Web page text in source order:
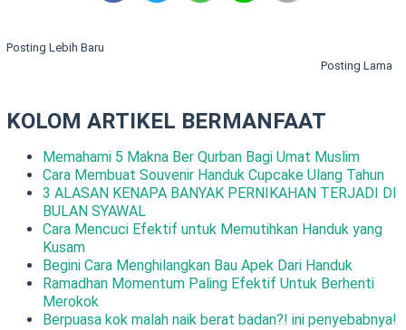
Posting Lebih Baru
Posting Lama
KOLOM ARTIKEL BERMANFAAT
Memahami 5 Makna Ber Qurban Bagi Umat Muslim
Cara Membuat Souvenir Handuk Cupcake Ulang Tahun
3 ALASAN KENAPA BANYAK PERNIKAHAN TERJADI DI
BULAN SYAWAL
Cara Mencuci Efektif untuk Memutihkan Handuk yang
Kusam
Begini Cara Menghilangkan Bau Apek Dari Handuk
Ramadhan Momentum Paling Efektif Untuk Berhenti
Merokok
Berpuasa kok malah naik berat badan?! ini penyebabnya!